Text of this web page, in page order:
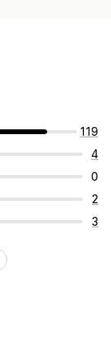
119
4
0
2
3